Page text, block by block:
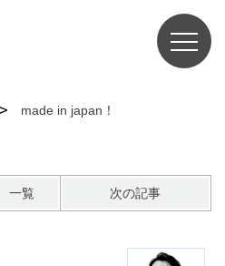
made in japan！
一覧 次の記事